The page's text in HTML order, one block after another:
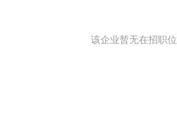
该企业暂无在招职位